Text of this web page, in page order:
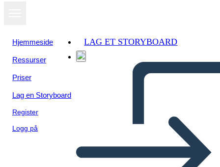
Hjemmeside
Ressurser
Priser
Lag en Storyboard
Register
Logg på
LAG ET STORYBOARD